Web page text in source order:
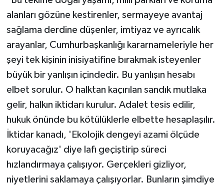
alanları gözüne kestirenler, sermayeye avantaj
sağlama derdine düşenler, imtiyaz ve ayrıcalık
arayanlar, Cumhurbaşkanlığı kararnameleriyle her
şeyi tek kişinin inisiyatifine bırakmak isteyenler
büyük bir yanlışın içindedir. Bu yanlışın hesabı
elbet sorulur. O halktan kaçırılan sandık mutlaka
gelir, halkın iktidarı kurulur. Adalet tesis edilir,
hukuk önünde bu kötülüklerle elbette hesaplaşılır.
İktidar kanadı, 'Ekolojik dengeyi azami ölçüde
koruyacağız' diye lafı geçiştirip süreci
hızlandırmaya çalışıyor. Gerçekleri gizliyor,
niyetlerini saklamaya çalışıyorlar. Bunların şimdiye